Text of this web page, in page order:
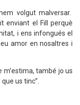
volgut malversar.
enviant el Fill perquè
i ens infongués el
amor en nosaltres i
m’estima, també jo us
us tinc”.